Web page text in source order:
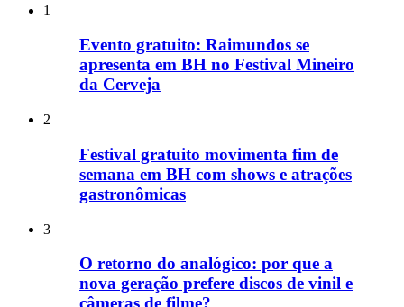
1
Evento gratuito: Raimundos se
apresenta em BH no Festival Mineiro
da Cerveja
2
Festival gratuito movimenta fim de
semana em BH com shows e atrações
gastronômicas
3
O retorno do analógico: por que a
nova geração prefere discos de vinil e
câmeras de filme?